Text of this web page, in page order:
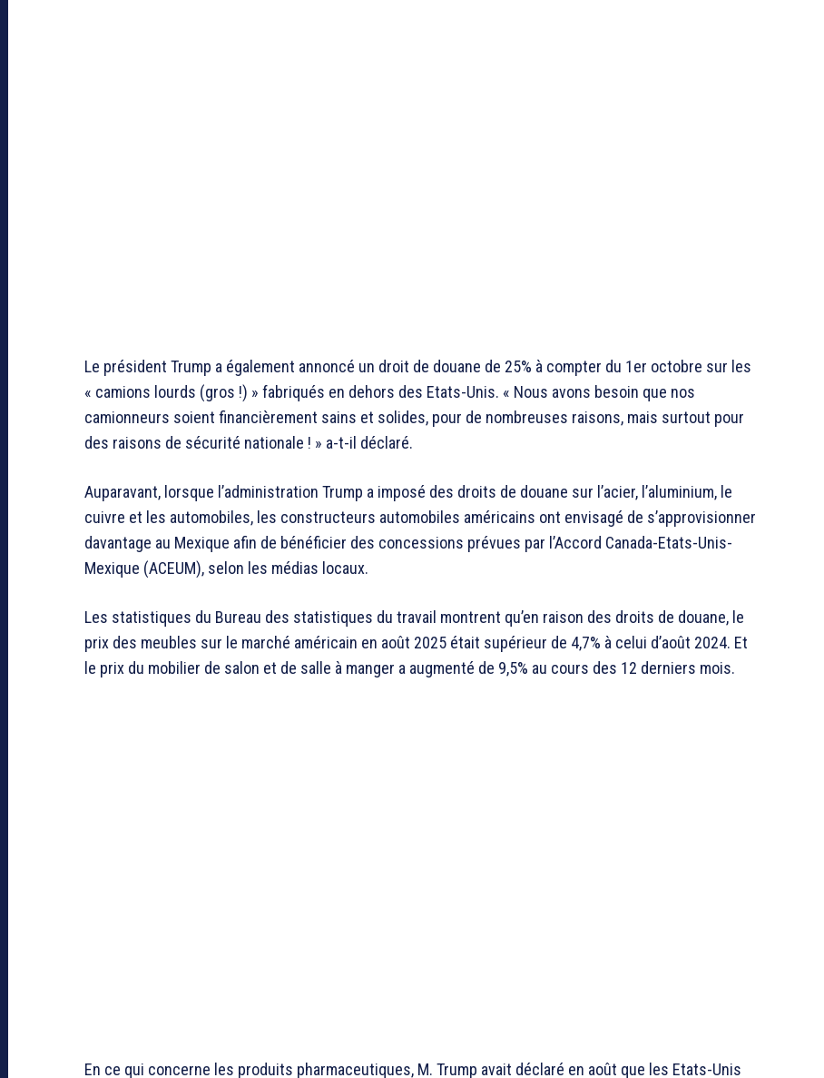
Le président Trump a également annoncé un droit de douane de 25% à compter du 1er octobre sur les
« camions lourds (gros !) » fabriqués en dehors des Etats-Unis. « Nous avons besoin que nos
camionneurs soient financièrement sains et solides, pour de nombreuses raisons, mais surtout pour
des raisons de sécurité nationale ! » a-t-il déclaré.
Auparavant, lorsque l’administration Trump a imposé des droits de douane sur l’acier, l’aluminium, le
cuivre et les automobiles, les constructeurs automobiles américains ont envisagé de s’approvisionner
davantage au Mexique afin de bénéficier des concessions prévues par l’Accord Canada-Etats-Unis-
Mexique (ACEUM), selon les médias locaux.
Les statistiques du Bureau des statistiques du travail montrent qu’en raison des droits de douane, le
prix des meubles sur le marché américain en août 2025 était supérieur de 4,7% à celui d’août 2024. Et
le prix du mobilier de salon et de salle à manger a augmenté de 9,5% au cours des 12 derniers mois.
En ce qui concerne les produits pharmaceutiques, M. Trump avait déclaré en août que les Etats-Unis